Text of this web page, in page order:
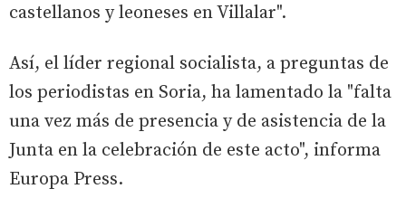
castellanos y leoneses en Villalar".
Así, el líder regional socialista, a preguntas de
los periodistas en Soria, ha lamentado la "falta
una vez más de presencia y de asistencia de la
Junta en la celebración de este acto", informa
Europa Press.